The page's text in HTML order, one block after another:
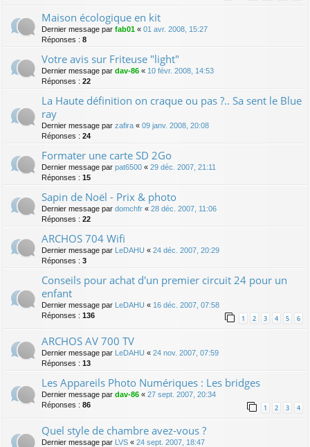
Maison écologique en kit
Dernier message par fab01 « 01 avr. 2008, 15:27
Réponses : 8
Votre avis sur Friteuse "light"
Dernier message par dav-86 « 10 févr. 2008, 14:53
Réponses : 22
La Haute définition on craque ou pas ?.. Sa sent le Blue
ray
Dernier message par zafira « 09 janv. 2008, 20:08
Réponses : 24
Formater une carte SD 2Go
Dernier message par pat6500 « 29 déc. 2007, 21:11
Réponses : 15
Sapin de Noël - Prix & photo
Dernier message par domchfr « 28 déc. 2007, 11:06
Réponses : 22
ARCHOS 704 Wifi
Dernier message par LeDAHU « 24 déc. 2007, 20:29
Réponses : 3
Conseils pour achat d'un premier circuit 24 pour un
enfant
Dernier message par LeDAHU « 16 déc. 2007, 07:58
Réponses : 136 1 2 3 4 5 6
ARCHOS AV 700 TV
Dernier message par LeDAHU « 24 nov. 2007, 07:59
Réponses : 13
Les Appareils Photo Numériques : Les bridges
Dernier message par dav-86 « 27 sept. 2007, 20:34
Réponses : 86 1 2 3 4
Quel style de chambre avez-vous ?
Dernier message par LVS « 24 sept. 2007, 18:47